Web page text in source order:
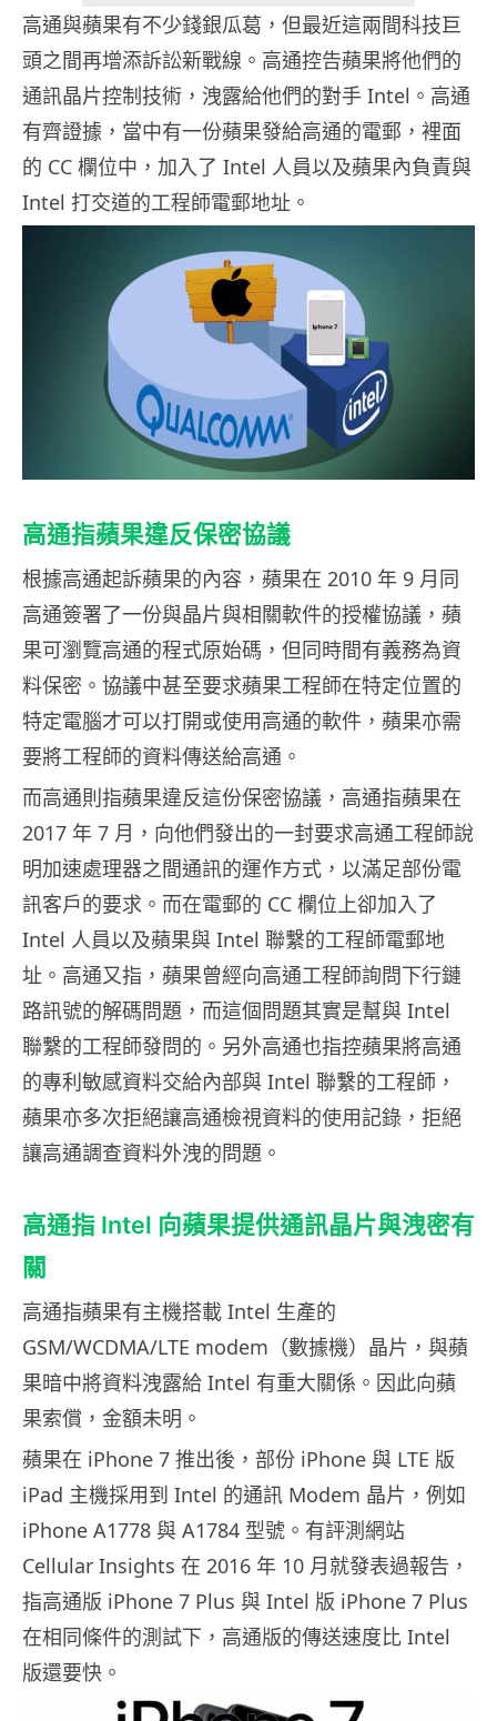
高通與蘋果有不少錢銀瓜葛，但最近這兩間科技巨
頭之間再增添訴訟新戰線。高通控告蘋果將他們的
通訊晶片控制技術，洩露給他們的對手 Intel。高通
有齊證據，當中有一份蘋果發給高通的電郵，裡面
的 CC 欄位中，加入了 Intel 人員以及蘋果內負責與
Intel 打交道的工程師電郵地址。
高通指蘋果違反保密協議
根據高通起訴蘋果的內容，蘋果在 2010 年 9 月同
高通簽署了一份與晶片與相關軟件的授權協議，蘋
果可瀏覽高通的程式原始碼，但同時間有義務為資
料保密。協議中甚至要求蘋果工程師在特定位置的
特定電腦才可以打開或使用高通的軟件，蘋果亦需
要將工程師的資料傳送給高通。
而高通則指蘋果違反這份保密協議，高通指蘋果在
2017 年 7 月，向他們發出的一封要求高通工程師說
明加速處理器之間通訊的運作方式，以滿足部份電
訊客戶的要求。而在電郵的 CC 欄位上卻加入了
Intel 人員以及蘋果與 Intel 聯繫的工程師電郵地
址。高通又指，蘋果曾經向高通工程師詢問下行鏈
路訊號的解碼問題，而這個問題其實是幫與 Intel
聯繫的工程師發問的。另外高通也指控蘋果將高通
的專利敏感資料交給內部與 Intel 聯繫的工程師，
蘋果亦多次拒絕讓高通檢視資料的使用記錄，拒絕
讓高通調查資料外洩的問題。
高通指 Intel 向蘋果提供通訊晶片與洩密有
關
高通指蘋果有主機搭載 Intel 生產的
GSM/WCDMA/LTE modem（數據機）晶片，與蘋
果暗中將資料洩露給 Intel 有重大關係。因此向蘋
果索償，金額未明。
蘋果在 iPhone 7 推出後，部份 iPhone 與 LTE 版
iPad 主機採用到 Intel 的通訊 Modem 晶片，例如
iPhone A1778 與 A1784 型號。有評測網站
Cellular Insights 在 2016 年 10 月就發表過報告，
指高通版 iPhone 7 Plus 與 Intel 版 iPhone 7 Plus
在相同條件的測試下，高通版的傳送速度比 Intel
版還要快。